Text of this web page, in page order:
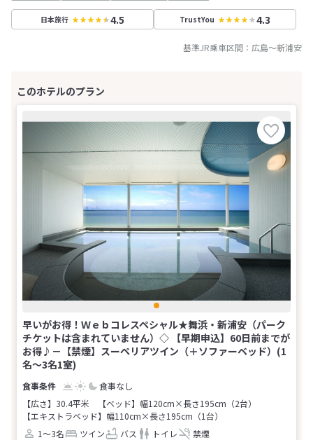
日本旅行 4.5 TrustYou 4.3
基準JR乗車区間： 広島～新浦安
早いがお得！Ｗｅｂコレスペシャル★舞浜・新浦安（パーク
チケットは含まれていません）◇ 【早期申込】60日前までが
お得♪－【禁煙】スーペリアツイン（＋ソファーベッド）(1
名～3名1室)
食事なし
【広さ】30.4平米
【ベッド】幅120cm×長さ195cm（2台）
【エキストラベッド】幅110cm×長さ195cm（1台）
1～3名
ツイン バス トイレ 禁煙